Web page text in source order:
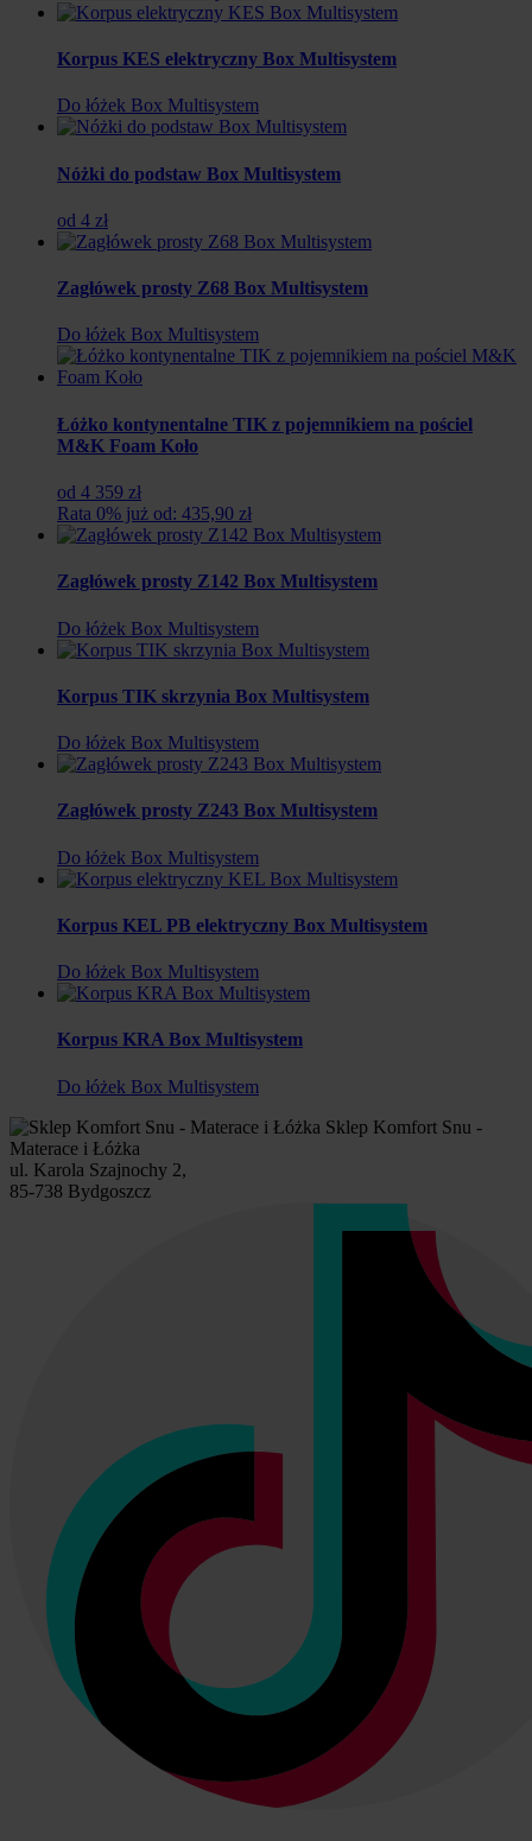
Korpus KES elektryczny Box Multisystem
Do łóżek Box Multisystem
Nóżki do podstaw Box Multisystem
od 4 zł
Zagłówek prosty Z68 Box Multisystem
Do łóżek Box Multisystem
Łóżko kontynentalne TIK z pojemnikiem na pościel
M&K Foam Koło
od 4 359 zł
Rata 0% już od: 435,90 zł
Zagłówek prosty Z142 Box Multisystem
Do łóżek Box Multisystem
Korpus TIK skrzynia Box Multisystem
Do łóżek Box Multisystem
Zagłówek prosty Z243 Box Multisystem
Do łóżek Box Multisystem
Korpus KEL PB elektryczny Box Multisystem
Do łóżek Box Multisystem
Korpus KRA Box Multisystem
Do łóżek Box Multisystem
Sklep Komfort Snu -
Materace i Łóżka
ul. Karola Szajnochy 2,
85-738 Bydgoszcz